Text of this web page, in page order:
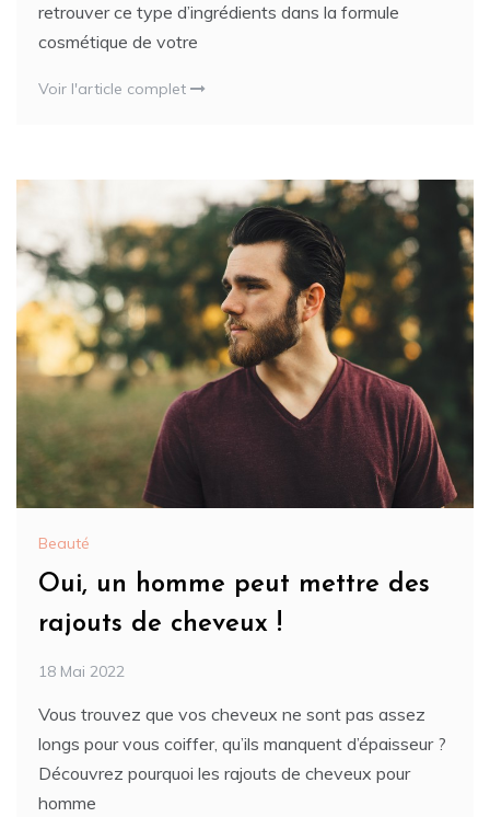
retrouver ce type d’ingrédients dans la formule
cosmétique de votre
Voir l'article complet
Beauté
Oui, un homme peut mettre des
rajouts de cheveux !
18 Mai 2022
Vous trouvez que vos cheveux ne sont pas assez
longs pour vous coiffer, qu’ils manquent d’épaisseur ?
Découvrez pourquoi les rajouts de cheveux pour
homme